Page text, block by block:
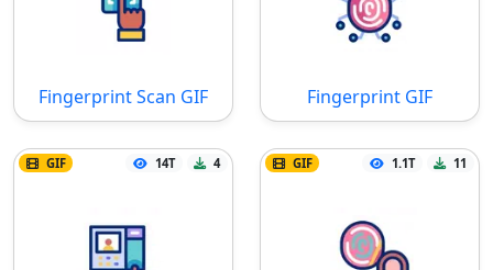
Fingerprint Scan GIF Fingerprint GIF
GIF 14T 4 GIF 1.1T 11